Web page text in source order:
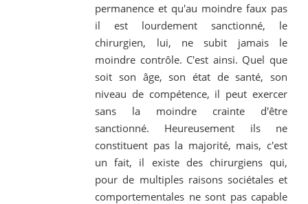
permanence et qu'au moindre faux pas
il est lourdement sanctionné, le
chirurgien, lui, ne subit jamais le
moindre contrôle. C'est ainsi. Quel que
soit son âge, son état de santé, son
niveau de compétence, il peut exercer
sans la moindre crainte d'être
sanctionné. Heureusement ils ne
constituent pas la majorité, mais, c'est
un fait, il existe des chirurgiens qui,
pour de multiples raisons sociétales et
comportementales ne sont pas capable